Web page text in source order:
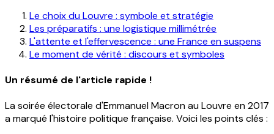
Le choix du Louvre : symbole et stratégie
Les préparatifs : une logistique millimétrée
L'attente et l'effervescence : une France en suspens
Le moment de vérité : discours et symboles
Un résumé de l'article rapide !
La soirée électorale d'Emmanuel Macron au Louvre en 2017
a marqué l'histoire politique française. Voici les points clés :